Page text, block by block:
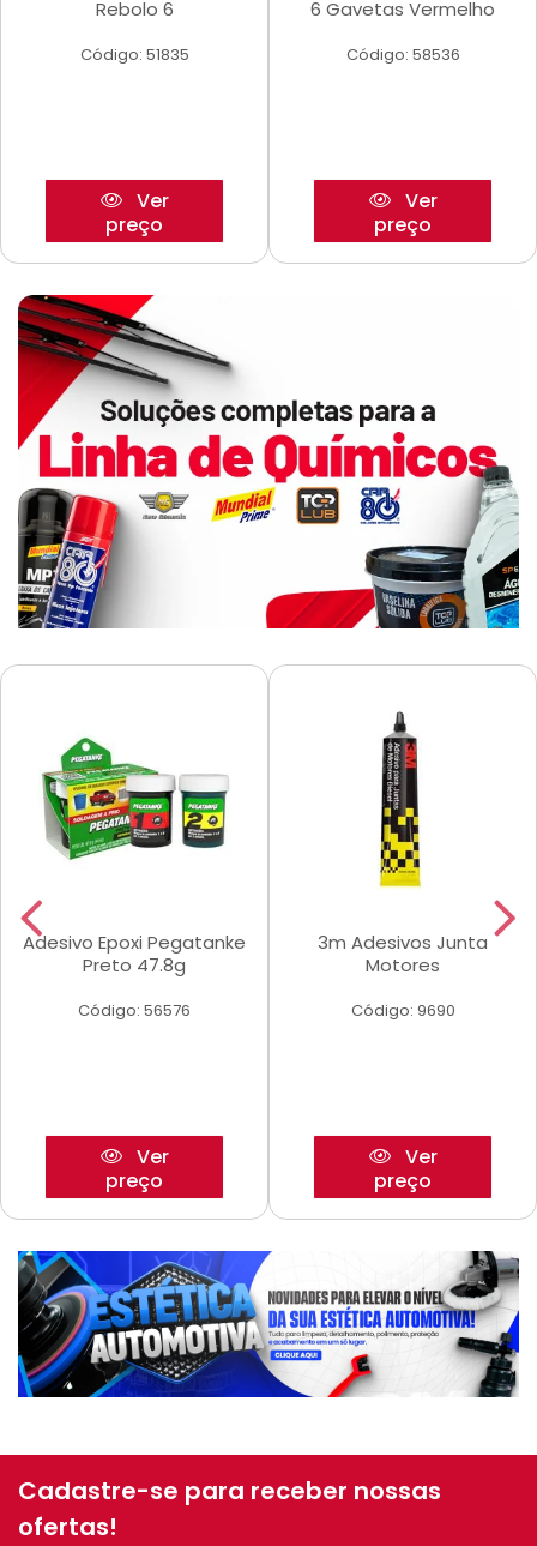
Rebolo 6
Código: 51835
Ver
preço
6 Gavetas Vermelho
Código: 58536
Ver
preço
Adesivo Epoxi Pegatanke
Preto 47.8g
Código: 56576
Ver
preço
3m Adesivos Junta
Motores
Código: 9690
Ver
preço
Cadastre-se para receber nossas
ofertas!